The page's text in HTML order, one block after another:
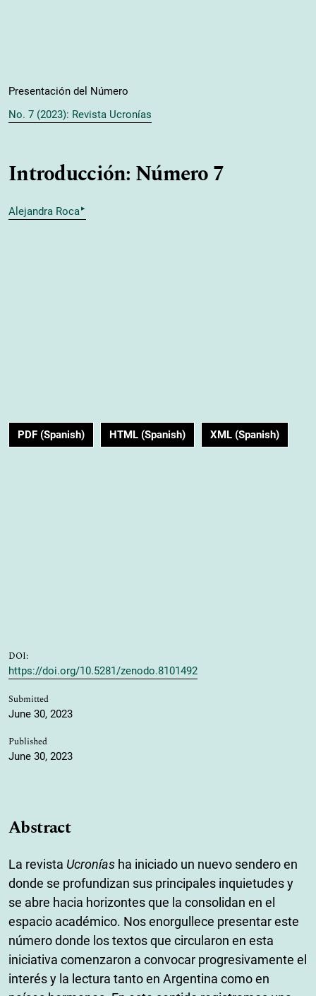
Presentación del Número
No. 7 (2023): Revista Ucronías
Introducción: Número 7
Alejandra Roca▸
PDF (Spanish) HTML (Spanish) XML (Spanish)
DOI:
https://doi.org/10.5281/zenodo.8101492
Submitted
June 30, 2023
Published
June 30, 2023
Abstract
La revista Ucronías ha iniciado un nuevo sendero en
donde se profundizan sus principales inquietudes y
se abre hacia horizontes que la consolidan en el
espacio académico. Nos enorgullece presentar este
número donde los textos que circularon en esta
iniciativa comenzaron a convocar progresivamente el
interés y la lectura tanto en Argentina como en